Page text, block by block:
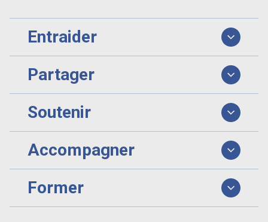
Entraider
Partager
Soutenir
Accompagner
Former